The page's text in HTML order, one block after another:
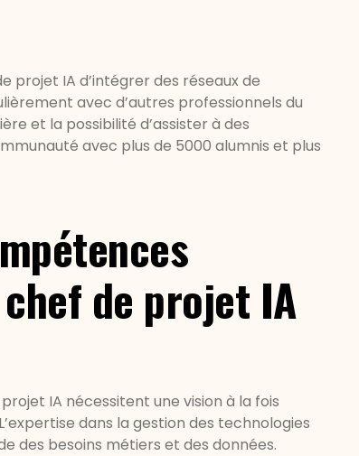
projet IA d’intégrer des réseaux de
avec d’autres professionnels du
et la possibilité d’assister à des
avec plus de 5000 alumnis et plus
de projet IA
IA nécessitent une vision à la fois
dans la gestion des technologies
des besoins métiers et des données.